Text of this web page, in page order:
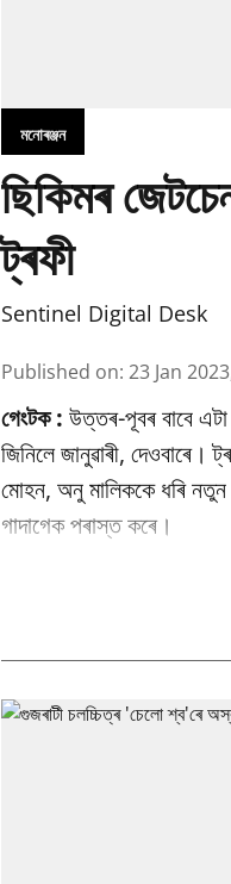
মনোৰঞ্জন
ছিকিমৰ
ট্ৰফী
Sentinel Digital Desk
Published on: 23 Jan
গেংটক : উত্তৰ-পূবৰ বাবে
জিনিলে জানুৱাৰী,
মোহন, অনু মালিককে ধৰি নতুন
গাদাগেক পৰাস্ত কৰে।